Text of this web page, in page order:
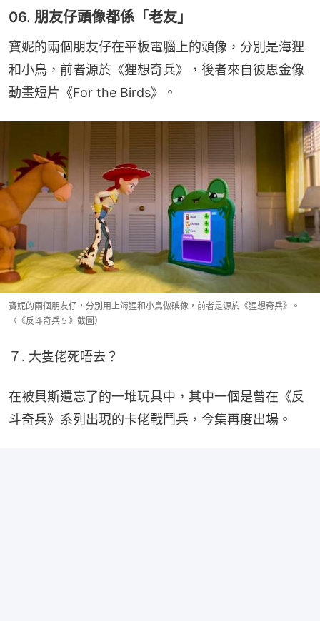
06. 朋友仔頭像都係「老友」
寶妮的兩個朋友仔在平板電腦上的頭像，分別是海狸
和小鳥，前者源於《狸想奇兵》，後者來自彼思金像
動畫短片《For the Birds》。
寶妮的兩個朋友仔，分別用上海狸和小鳥做碘像，前者是源於《狸想奇兵》。
（《反斗奇兵５》截圖）
７. 大隻佬死唔去？
在被貝斯遺忘了的一堆玩具中，其中一個是曾在《反
斗奇兵》系列出現的卡佬戰鬥兵，今集再度出場。